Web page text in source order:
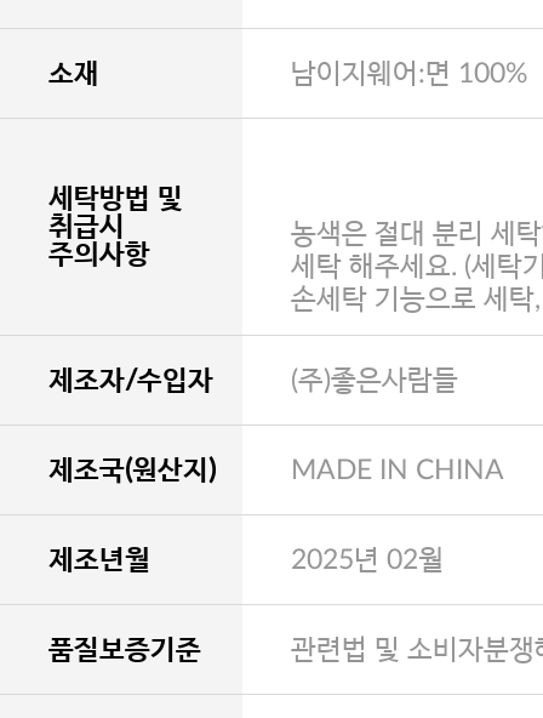
소재 남이지웨어:면 100%
세탁방법 및
취급시
주의사항
농색은 절대 분리 세
세탁 해주세요. (세탁
손세탁 기능으로 세탁
제조자/수입자 (주)좋은사람들
제조국(원산지) MADE IN CHINA
제조년월 2025년 02월
품질보증기준 관련법 및 소비자분